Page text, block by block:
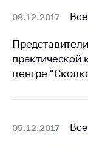
орган
Важное на
08.12.2017
центре
05.12.2017